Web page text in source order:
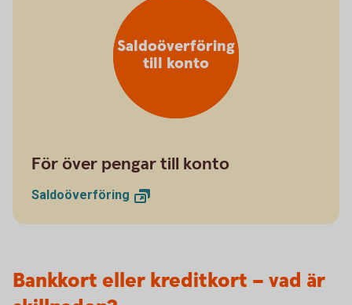
Saldoöverföring
till konto
För över pengar till konto
Saldoöverföring
Bankkort eller kreditkort – vad är